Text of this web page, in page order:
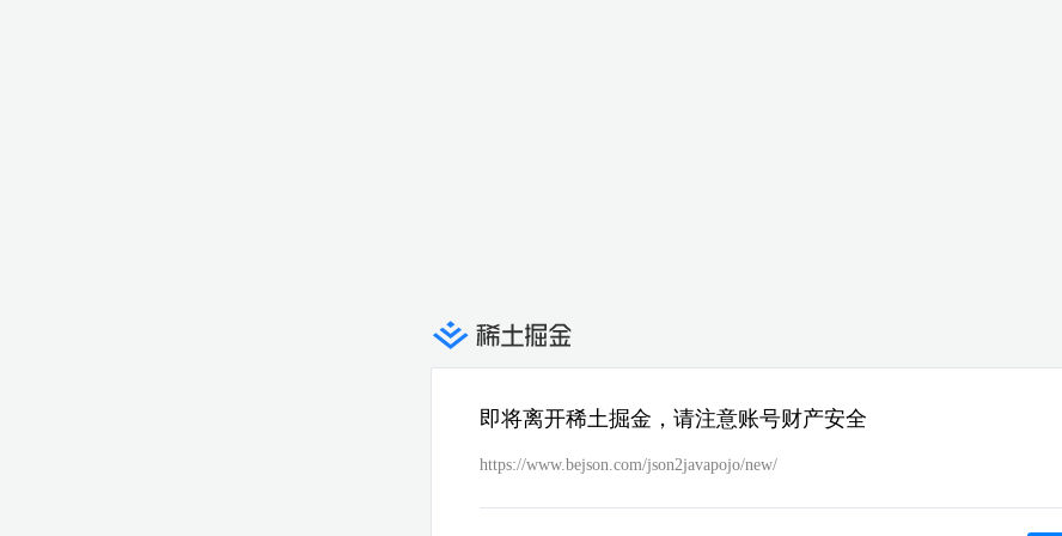
即将离开稀土掘金，请注意账号财产安全
https://www.bejson.com/json2javapojo/new/